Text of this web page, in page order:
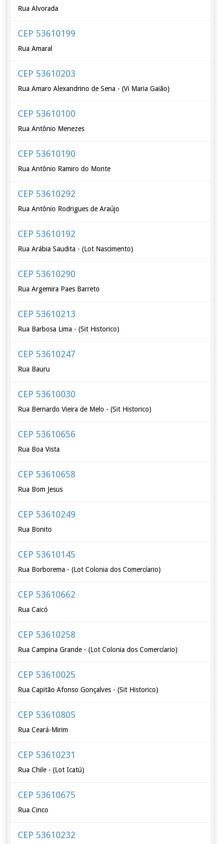
Rua Alvorada
CEP 53610199
Rua Amaral
CEP 53610203
Rua Amaro Alexandrino de Sena - (Vi Maria Gaião)
CEP 53610100
Rua Antônio Menezes
CEP 53610190
Rua Antônio Ramiro do Monte
CEP 53610292
Rua Antônio Rodrigues de Araújo
CEP 53610192
Rua Arábia Saudita - (Lot Nascimento)
CEP 53610290
Rua Argemira Paes Barreto
CEP 53610213
Rua Barbosa Lima - (Sit Historico)
CEP 53610247
Rua Bauru
CEP 53610030
Rua Bernardo Vieira de Melo - (Sit Historico)
CEP 53610656
Rua Boa Vista
CEP 53610658
Rua Bom Jesus
CEP 53610249
Rua Bonito
CEP 53610145
Rua Borborema - (Lot Colonia dos Comercíario)
CEP 53610662
Rua Caicó
CEP 53610258
Rua Campina Grande - (Lot Colonia dos Comercíario)
CEP 53610025
Rua Capitão Afonso Gonçalves - (Sit Historico)
CEP 53610805
Rua Ceará-Mirim
CEP 53610231
Rua Chile - (Lot Icatú)
CEP 53610675
Rua Cinco
CEP 53610232